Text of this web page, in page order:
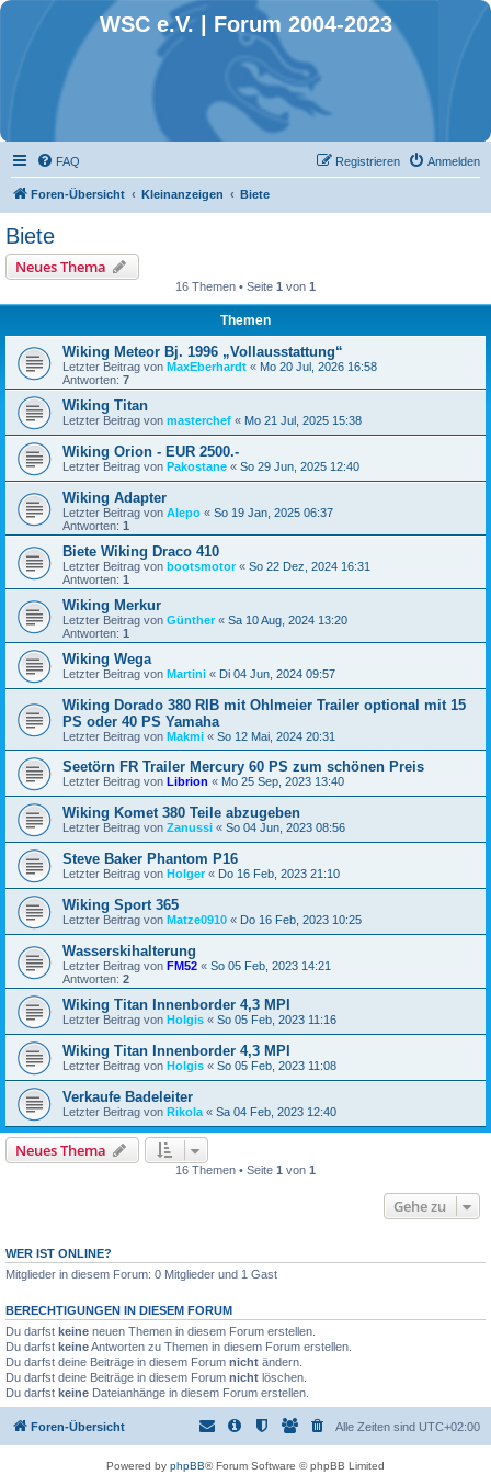
WSC e.V. | Forum 2004-2023
FAQ Anmelden
Registrieren
Foren-Übersicht Kleinanzeigen Biete
Biete
Neues Thema
16 Themen • Seite 1 von 1
Themen
Wiking Meteor Bj. 1996 „Vollausstattung“
Letzter Beitrag von MaxEberhardt « Mo 20 Jul, 2026 16:58
Antworten: 7
Wiking Titan
Letzter Beitrag von masterchef « Mo 21 Jul, 2025 15:38
Wiking Orion - EUR 2500.-
Letzter Beitrag von Pakostane « So 29 Jun, 2025 12:40
Wiking Adapter
Letzter Beitrag von Alepo « So 19 Jan, 2025 06:37
Antworten: 1
Biete Wiking Draco 410
Letzter Beitrag von bootsmotor« So 22 Dez, 2024 16:31
Antworten: 1
Wiking Merkur
Letzter Beitrag von Günther « Sa 10 Aug, 2024 13:20
Antworten: 1
Wiking Wega
Letzter Beitrag von Martini « Di 04 Jun, 2024 09:57
Wiking Dorado 380 RIB mit Ohlmeier Trailer optional mit 15
PS oder 40 PS Yamaha
Letzter Beitrag von Makmi « So 12 Mai, 2024 20:31
Seetörn FR Trailer Mercury 60 PS zum schönen Preis
Letzter Beitrag von Librion « Mo 25 Sep, 2023 13:40
Wiking Komet 380 Teile abzugeben
Letzter Beitrag von Zanussi « So 04 Jun, 2023 08:56
Steve Baker Phantom P16
Letzter Beitrag von Holger« Do 16 Feb, 2023 21:10
Wiking Sport 365
Letzter Beitrag von Matze0910 « Do 16 Feb, 2023 10:25
Wasserskihalterung
Letzter Beitrag von FM52 « So 05 Feb, 2023 14:21
Antworten: 2
Wiking Titan Innenborder 4,3 MPI
Letzter Beitrag von Holgis « So 05 Feb, 2023 11:16
Wiking Titan Innenborder 4,3 MPI
Letzter Beitrag von Holgis « So 05 Feb, 2023 11:08
Verkaufe Badeleiter
Letzter Beitrag von Rikola « Sa 04 Feb, 2023 12:40
Neues Thema
16 Themen • Seite 1 von 1
Gehe zu
WER IST ONLINE?
Mitglieder in diesem Forum: 0 Mitglieder und 1 Gast
BERECHTIGUNGEN IN DIESEM FORUM
Du darfst keine neuen Themen in diesem Forum erstellen.
Du darfst keineAntworten zu Themen in diesem Forum erstellen.
Du darfst deine Beiträge in diesem Forum nicht ändern.
Du darfst deine Beiträge in diesem Forum nicht löschen.
Du darfst keine Dateianhänge in diesem Forum erstellen.
Foren-Übersicht Alle Zeiten sind UTC+02:00
Powered by phpBB® Forum Software © phpBB Limited